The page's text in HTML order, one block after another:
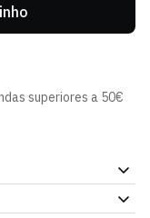
superiores a 50€
e para o dia a dia